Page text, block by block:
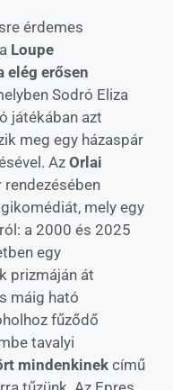
érdemes
Loupe
elég erősen
Sodró Eliza
játékában azt
meg egy házaspár
Az Orlai
rendezésében
mely egy
a 2000 és 2025
egy
prizmáján át
máig ható
fűződő
tavalyi
mindenkinekcímű